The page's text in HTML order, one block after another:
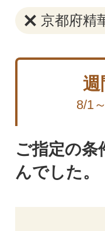
京都府精
週
8/1
ご指定の条
んでした。